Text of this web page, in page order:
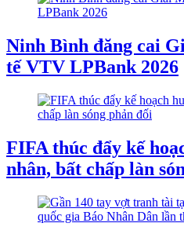
Ninh Bình đăng cai
tế VTV LPBank 2026
FIFA thúc đẩy kế
nhân, bất chấp làn